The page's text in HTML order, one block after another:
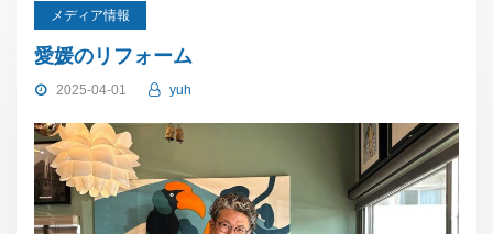
メディア情報
愛媛のリフォーム
2025-04-01 yuh